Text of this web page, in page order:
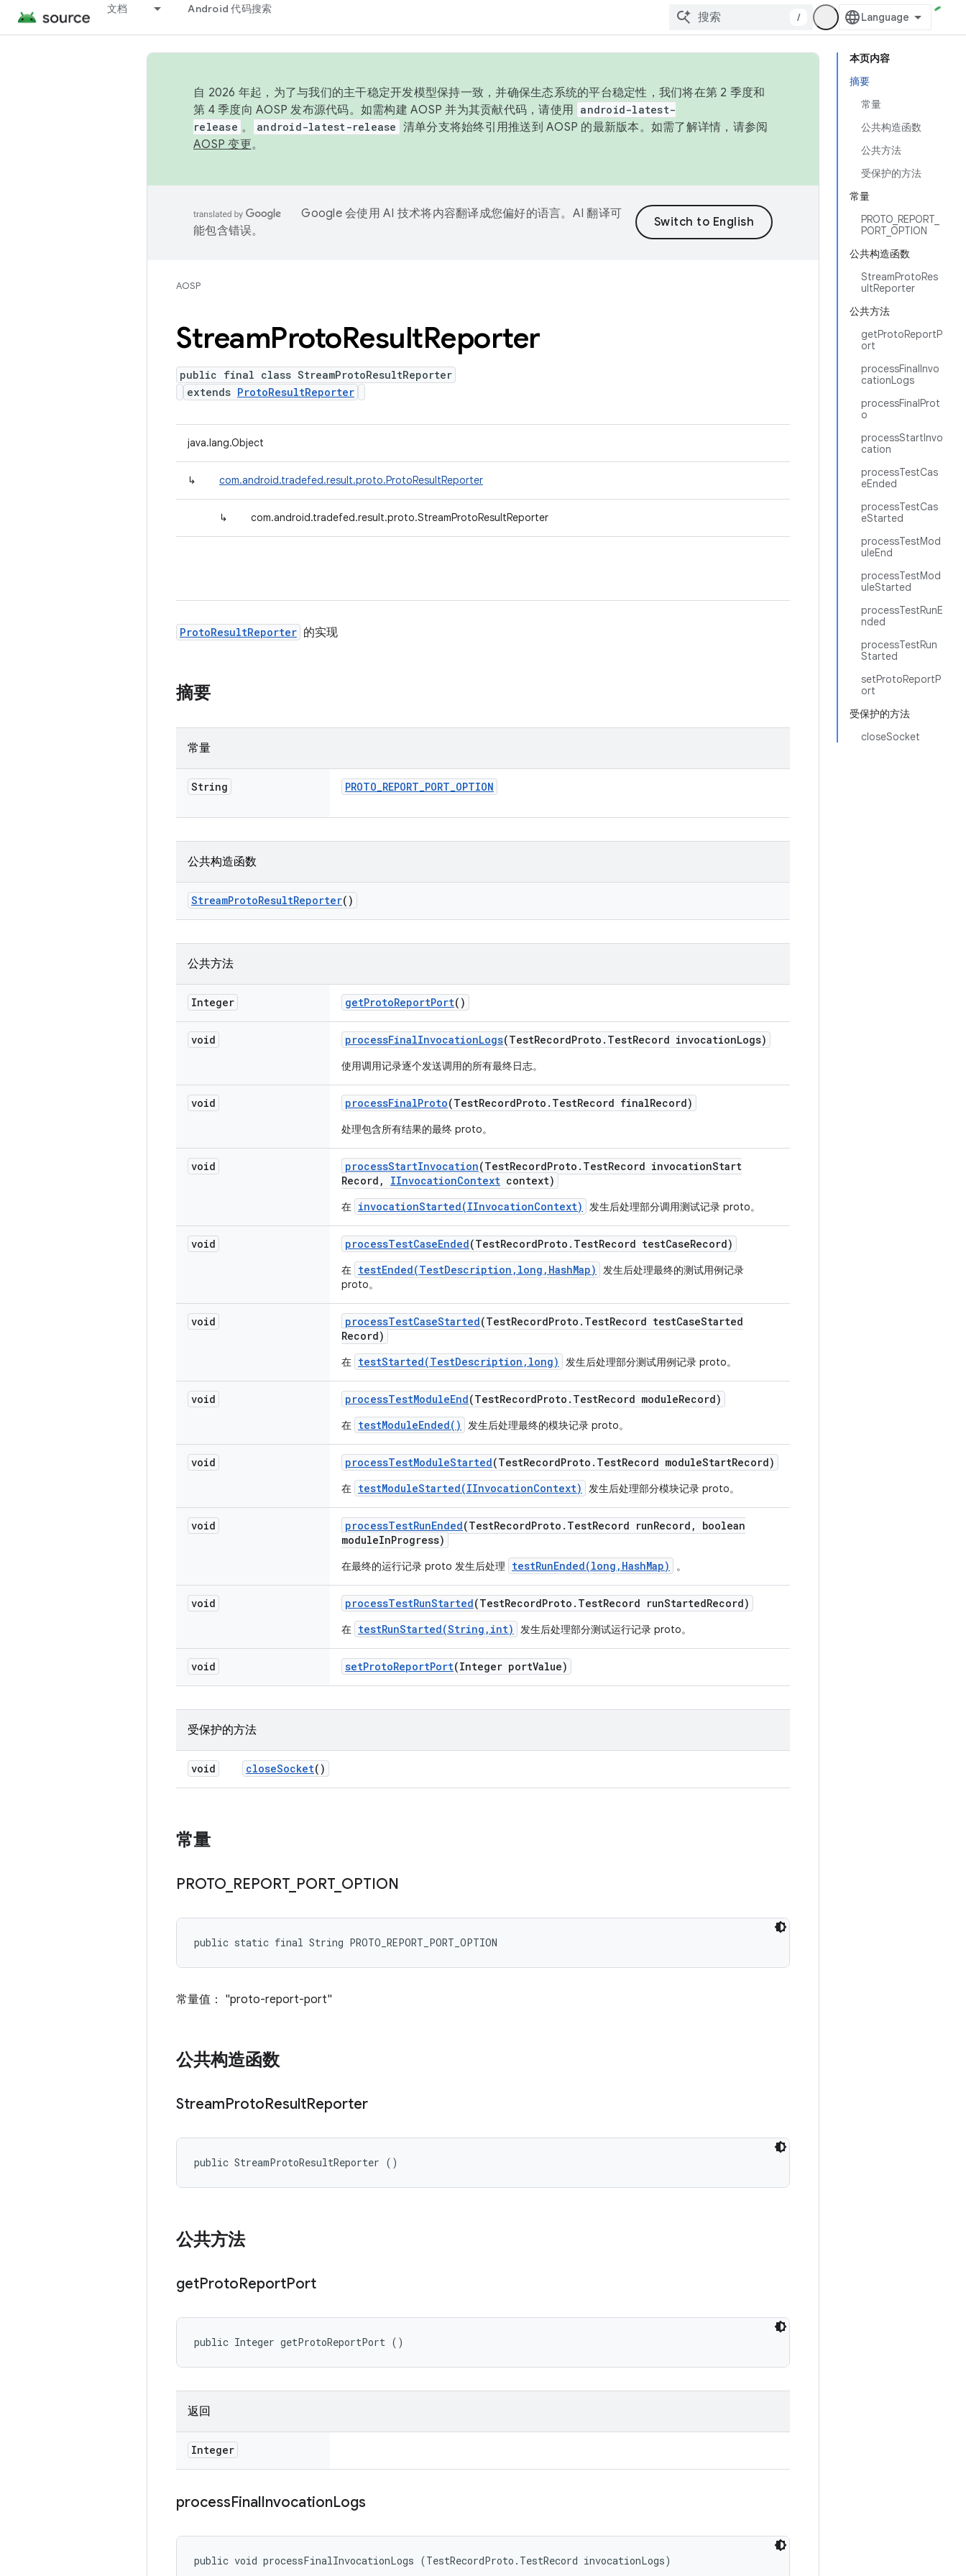
文档 Android 代码搜索
/
本页内容
摘要
常量
公共构造函数
公共方法
受保护的方法
常量
PROTO_REPORT_
PORT_OPTION
公共构造函数
StreamProtoRes
ultReporter
公共方法
getProtoReportP
ort
processFinalInvo
cationLogs
processFinalProt
o
processStartInvo
cation
processTestCas
eEnded
processTestCas
eStarted
processTestMod
uleEnd
processTestMod
uleStarted
processTestRunE
nded
processTestRun
Started
setProtoReportP
ort
受保护的方法
closeSocket
自 2026 年起，为了与我们的主干稳定开发模型保持一致，并确保生态系统的平台稳定性，我们将在第 2 季度和
第 4 季度向 AOSP 发布源代码。如需构建 AOSP 并为其贡献代码，请使用 android-latest-
release 。 android-latest-release 清单分支将始终引用推送到 AOSP 的最新版本。如需了解详情，请参阅
AOSP 变更。
Google 会使用 AI 技术将内容翻译成您偏好的语言。AI 翻译可
能包含错误。
AOSP
StreamProtoResultReporter
public final class StreamProtoResultReporter
extends ProtoResultReporter
java.lang.Object
↳ com.android.tradefed.result.proto.ProtoResultReporter
↳ com.android.tradefed.result.proto.StreamProtoResultReporter
ProtoResultReporter 的实现
摘要
常量
String PROTO_REPORT_PORT_OPTION
公共构造函数
StreamProtoResultReporter()
公共方法
Integer getProtoReportPort()
void processFinalInvocationLogs(TestRecordProto . TestRecord invocationLogs)
使用调用记录逐个发送调用的所有最终日志。
void processFinalProto(TestRecordProto . TestRecord finalRecord)
处理包含所有结果的最终 proto。
void processStartInvocation(TestRecordProto . TestRecord invocationStart
Record , IInvocationContext context)
在 invocationStarted(IInvocationContext) 发生后处理部分调用测试记录 proto。
void processTestCaseEnded(TestRecordProto . TestRecord testCaseRecord)
在 testEnded(TestDescription,long,HashMap)
发生后处理最终的测试用例记录
proto。
void processTestCaseStarted(TestRecordProto . TestRecord testCaseStarted
Record)
在 testStarted(TestDescription,long) 发生后处理部分测试用例记录 proto。
void processTestModuleEnd(TestRecordProto . TestRecord moduleRecord)
在 testModuleEnded() 发生后处理最终的模块记录 proto。
void processTestModuleStarted(TestRecordProto . TestRecord moduleStartRecord)
在 testModuleStarted(IInvocationContext) 发生后处理部分模块记录 proto。
void processTestRunEnded(TestRecordProto . TestRecord runRecord ,
boolean
moduleInProgress)
在最终的运行记录 proto 发生后处理 testRunEnded(long,HashMap) 。
void processTestRunStarted(TestRecordProto . TestRecord runStartedRecord)
在 testRunStarted(String,int) 发生后处理部分测试运行记录 proto。
void setProtoReportPort(Integer portValue)
受保护的方法
void closeSocket()
常量
PROTO REPORT_ PORT_ OPTION
public static final String PROTO_REPORT_PORT_OPTION
常量值： "proto-report-port"
公共构造函数
StreamProtoResultReporter
public StreamProtoResultReporter ()
公共方法
getProtoReportPort
public Integer getProtoReportPort ()
返回
Integer
processFinalInvocationLogs
public void processFinalInvocationLogs (TestRecordProto.TestRecord invocationLogs)